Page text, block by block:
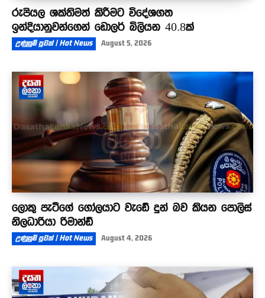
රුපියල ශක්තිමත් කිරීමට විදේශගත
ඉන්දියානුවන්ගෙන් ඩොලර් බිලියන 40.8ක්
උණුසුම් පුවත් | Hot News August 5, 2026
ලොකු පැටීගේ ගෝලයාට වැඩේ දුන් බව කියන පොලිස්
නිලධාරියා රිමාන්ඩ්
උණුසුම් පුවත් | Hot News August 4, 2026